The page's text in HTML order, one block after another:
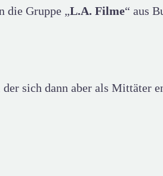
die Gruppe „L.A. Filme“ aus
sich dann aber als Mittäter